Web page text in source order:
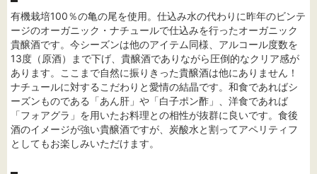
有機栽培100％の亀の尾を使用。仕込み水の代わりに昨年のビンテ
ージのオーガニック・ナチュールで仕込みを行ったオーガニック
貴醸酒です。今シーズンは他のアイテム同様、アルコール度数を
13度（原酒）まで下げ、貴醸酒でありながら圧倒的なクリア感が
あります。ここまで自然に振りきった貴醸酒は他にありません！
ナチュールに対するこだわりと愛情の結晶です。和食であればシ
ーズンものである「あん肝」や「白子ポン酢」、洋食であれば
「フォアグラ」を用いたお料理との相性が抜群に良いです。食後
酒のイメージが強い貴醸酒ですが、炭酸水と割ってアペリティフ
としてもお楽しみいただけます。